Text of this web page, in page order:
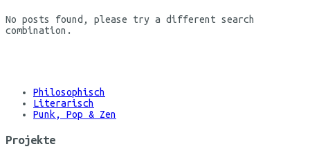
No posts found, please try a different search
combination.
Philosophisch
Literarisch
Punk, Pop & Zen
Projekte